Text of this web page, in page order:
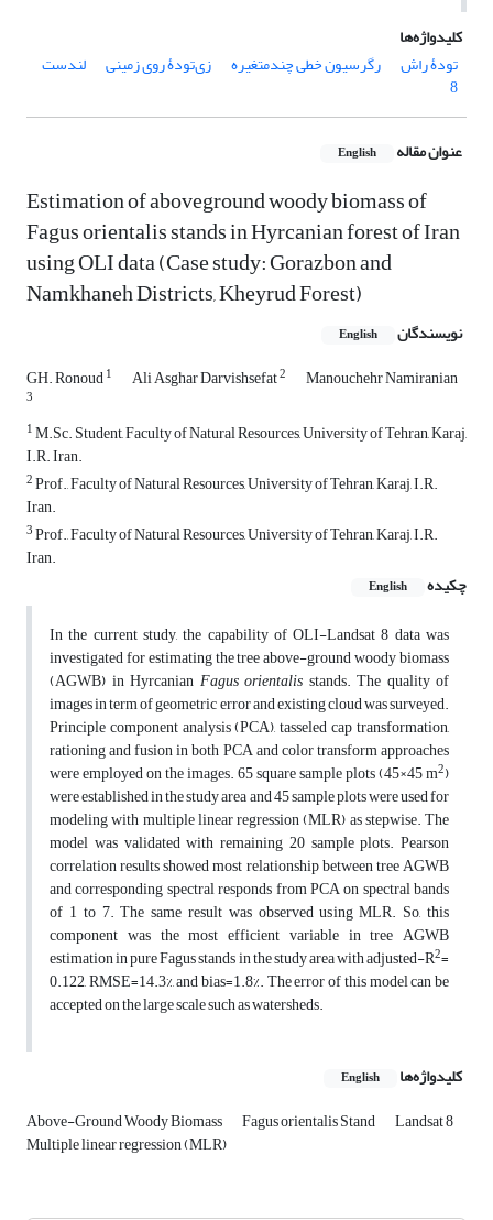
کلیدواژه‌ها
تودۀ راش
رگرسیون خطی چندمتغیره زی‌تودۀ روی زمینی لندست
8
عنوان مقاله English
Estimation of aboveground woody biomass of
Fagus orientalis stands in Hyrcanian forest of Iran
using OLI data (Case study: Gorazbon and
Namkhaneh Districts, Kheyrud Forest)
نویسندگان English
GH. Ronoud1 Ali Asghar Darvishsefat2 Manouchehr Namiranian
3
1M.Sc. Student, Faculty of Natural Resources, University of Tehran, Karaj,
I.R. Iran.
2Prof., Faculty of Natural Resources, University of Tehran, Karaj, I.R.
Iran.
3Prof., Faculty of Natural Resources, University of Tehran, Karaj, I.R.
Iran.
چکیده
English
In the current study, the capability of OLI-Landsat 8 data was
investigated for estimating the tree above-ground woody biomass
(AGWB) in Hyrcanian Fagus orientalis stands. The quality of
images in term of geometric error and existing cloud was surveyed.
Principle component analysis (PCA), tasseled cap transformation,
rationing and fusion in both PCA and color transform approaches
were employed on the images. 65 square sample plots (45×45 m2)
were established in the study area and 45 sample plots were used for
modeling with multiple linear regression (MLR) as stepwise. The
model was validated with remaining 20 sample plots. Pearson
correlation results showed most relationship between tree AGWB
and corresponding spectral responds from PCA on spectral bands
of 1 to 7. The same result was observed using MLR. So, this
component was the most efficient variable in tree AGWB
estimation in pure Fagus stands in the study area with adjusted-R2=
0.122, RMSE=14.3%, and bias=1.8%. The error of this model can be
accepted on the large scale such as watersheds.
کلیدواژه‌ها English
Above-Ground Woody Biomass Fagus orientalis Stand Landsat 8
Multiple linear regression (MLR)